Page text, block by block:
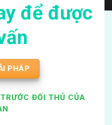
để được
PHÁP
ĐỐI THỦ CỦA